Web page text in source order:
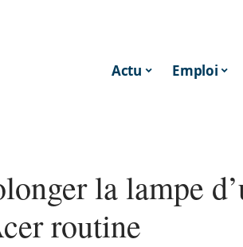
Actu Emploi
la lampe
routine